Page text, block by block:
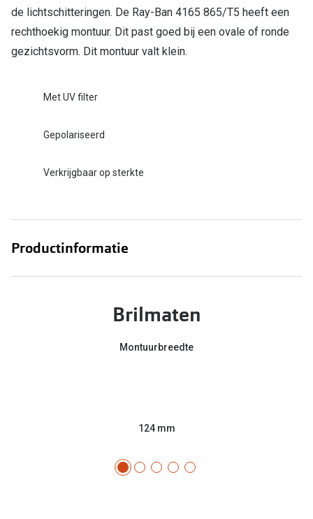
de lichtschitteringen. De Ray-Ban 4165 865/T5 heeft een
rechthoekig montuur. Dit past goed bij een ovale of ronde
gezichtsvorm. Dit montuur valt klein.
Met UV filter
Gepolariseerd
Verkrijgbaar op sterkte
Productinformatie
Brilmaten
Montuurbreedte
124 mm